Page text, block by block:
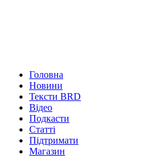
Головна
Новини
Тексти BRD
Відео
Подкасти
Статті
Підтримати
Магазин